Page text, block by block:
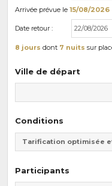
Arrivée prévue le 15/08/2026
Date retour :
8 jours dont 7 nuits sur
Ville de départ
Conditions
Tarification optimisée
Participants